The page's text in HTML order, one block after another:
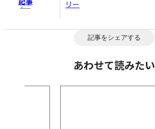
リー
記事をシェアする
あわせて読みたい